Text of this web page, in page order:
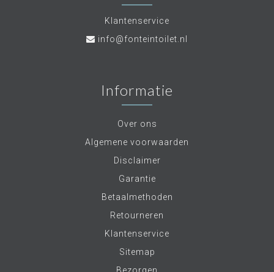
Klantenservice
info@fonteintoilet.nl
Informatie
Over ons
Algemene voorwaarden
Disclaimer
Garantie
Betaalmethoden
Retourneren
Klantenservice
Sitemap